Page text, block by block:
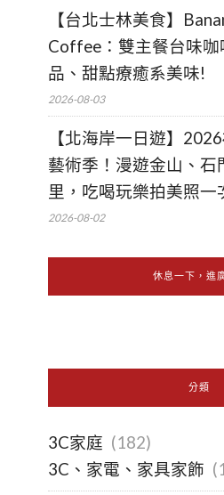
【台北士林美食】
Coffee：雙主餐台味
品、甜點療癒系美味!
2026-08-03
【北海岸一日遊】
藝術季！漫遊金山、石
里，吃喝玩樂拍美照一
2026-08-02
休息一下，進
分類
3C家庭 (182)
3C、家電、家具家飾